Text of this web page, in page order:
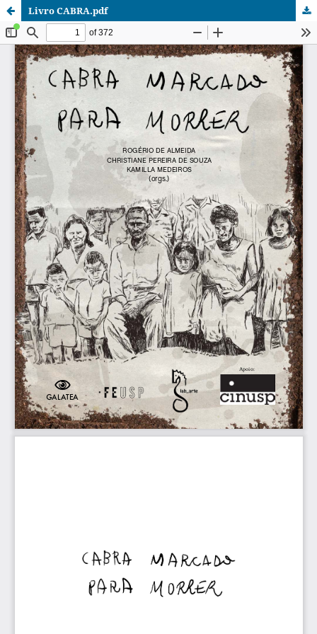
Livro CABRA.pdf